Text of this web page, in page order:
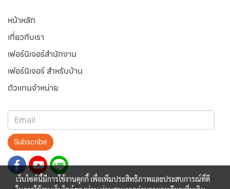
หน้าหลัก
เกี่ยวกับเรา
เฟอร์นิเจอร์สำนักงาน
เฟอร์นิเจอร์ สำหรับบ้าน
ตัวแทนจำหน่าย
Subscribe
เว็บไซต์นี้มีการใช้งานคุกกี้ เพื่อเพิ่มประสิทธิภาพและประสบการณ์ที่ดี